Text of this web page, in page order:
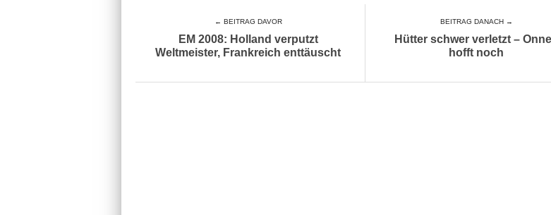
← BEITRAG DAVOR
EM 2008: Holland verputzt
Weltmeister, Frankreich enttäuscht
BEITRAG DANACH →
Hütter schwer verletzt –
hofft noch